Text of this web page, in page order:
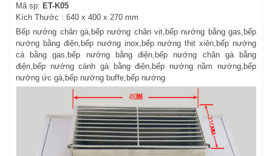
Mã sp: ET-K05
Kích Thước : 640 x 400 x 270 mm
Bếp nướng chân gà,bếp nướng chân vịt,bếp nướng bằng gas,bếp
nướng bằng điện,bếp nướng inox,bếp nướng thịt xiên,bếp nướng
cá bằng gas,bếp nướng bằng điện,bếp nướng chân gà bằng
điện,bếp nướng cánh gà bằng điện,bếp nướng nầm nướng,bếp
nướng ức gà,bếp nướng buffe,bếp nướng